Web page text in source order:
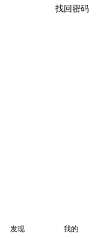
找回密码
发现 我的